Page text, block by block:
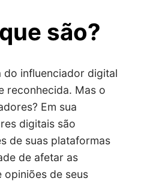
são?
do influenciador digital
reconhecida. Mas o
Em sua
digitais são
de suas plataformas
de afetar as
opiniões de seus